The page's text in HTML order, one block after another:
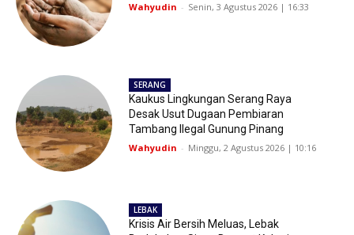
Wahyudin - Senin, 3 Agustus 2026 | 16:33
SERANG
Kaukus Lingkungan Serang Raya
Desak Usut Dugaan Pembiaran
Tambang Ilegal Gunung Pinang
Wahyudin - Minggu, 2 Agustus 2026 | 10:16
LEBAK
Krisis Air Bersih Meluas, Lebak